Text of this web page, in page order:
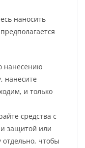
наносить
нанесению
нанесите
и только
средства с
защитой или
чтобы